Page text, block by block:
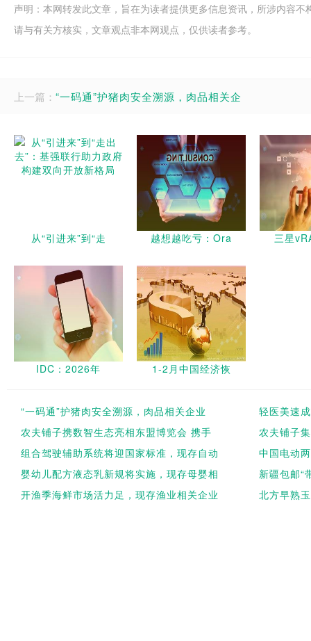
声明：本网转发此文章，旨在为读者提供更多信息资讯，所涉内容
请与有关方核实，文章观点非本网观点，仅供读者参考。
上一篇： “一码通”护猪肉安全溯源，肉品相关企
从“引进来”到“走 越想越吃亏：Ora 三星
IDC：2026年 1-2月中国经济恢
“一码通”护猪肉安全溯源，肉品相关企业
轻医美速
农夫铺子携数智生态亮相东盟博览会 携手
农夫铺子
组合驾驶辅助系统将迎国家标准，现存自动
中国电动
婴幼儿配方液态乳新规将实施，现存母婴相
新疆包邮“
开渔季海鲜市场活力足，现存渔业相关企业
北方早熟